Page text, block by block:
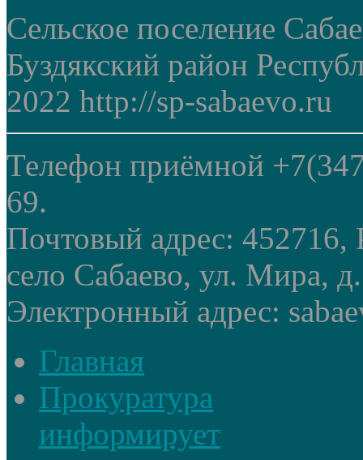
Сельское поселение
Буздякский район
2022 http://sp-sabaevo.ru
Телефон приёмной
69.
Почтовый адрес: 452716,
село Сабаево, ул. Мира,
Электронный адрес:
Главная
Прокуратура
информирует